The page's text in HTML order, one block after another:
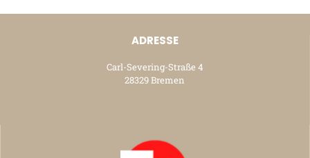
ADRESSE
Carl-Severing-Straße 4
28329 Bremen